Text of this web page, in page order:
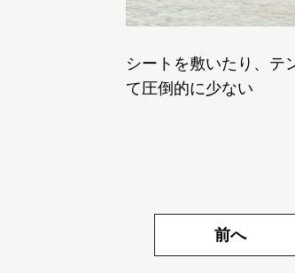
シートを敷いたり、テ
て圧倒的に少ない
前へ